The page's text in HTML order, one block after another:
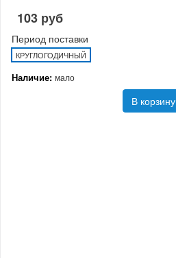
103 руб
Период поставки
КРУГЛОГОДИЧНЫЙ
Наличие: мало
В корзину